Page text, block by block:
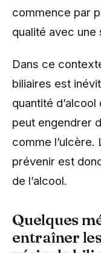
commence par
qualité avec
Dans ce
biliaires est
quantité
peut engendrer
comme l’ulcère.
prévenir est
de l’alcool.
Quelques
entraîner